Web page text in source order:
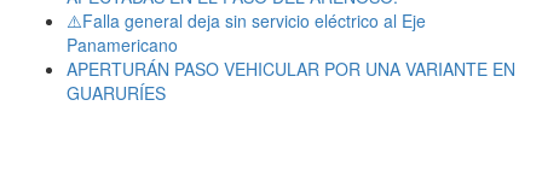
⚠️Falla general deja sin servicio eléctrico al Eje
Panamericano
APERTURÁN PASO VEHICULAR POR UNA VARIANTE EN
GUARURÍES